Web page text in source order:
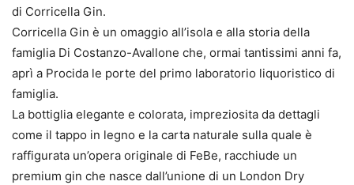
di Corricella Gin.
Corricella Gin è un omaggio all’isola e alla storia della
famiglia Di Costanzo-Avallone che, ormai tantissimi anni fa,
aprì a Procida le porte del primo laboratorio liquoristico di
famiglia.
La bottiglia elegante e colorata, impreziosita da dettagli
come il tappo in legno e la carta naturale sulla quale è
raffigurata un’opera originale di FeBe, racchiude un
premium gin che nasce dall’unione di un London Dry